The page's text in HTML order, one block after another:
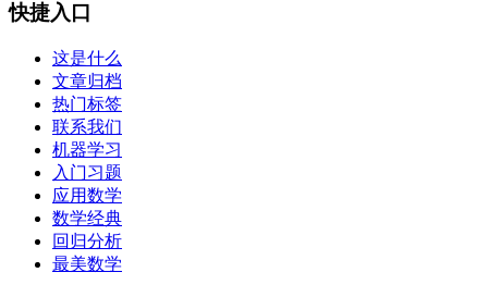
快捷入口
这是什么
文章归档
热门标签
联系我们
机器学习
入门习题
应用数学
数学经典
回归分析
最美数学